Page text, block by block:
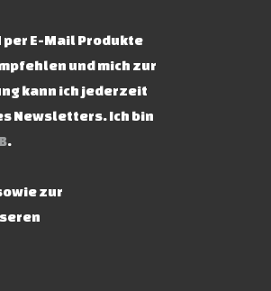
per E-Mail Produkte
und mich zur
kann ich jederzeit
Newsletters. Ich bin
.
zur